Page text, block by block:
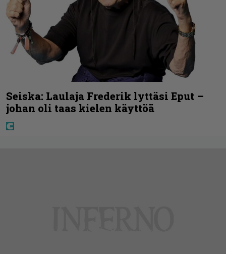
Seiska: Laulaja Frederik lyttäsi Eput –
johan oli taas kielen käyttöä